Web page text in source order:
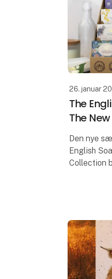
26. januar
The
The
Den nye
English
Collection